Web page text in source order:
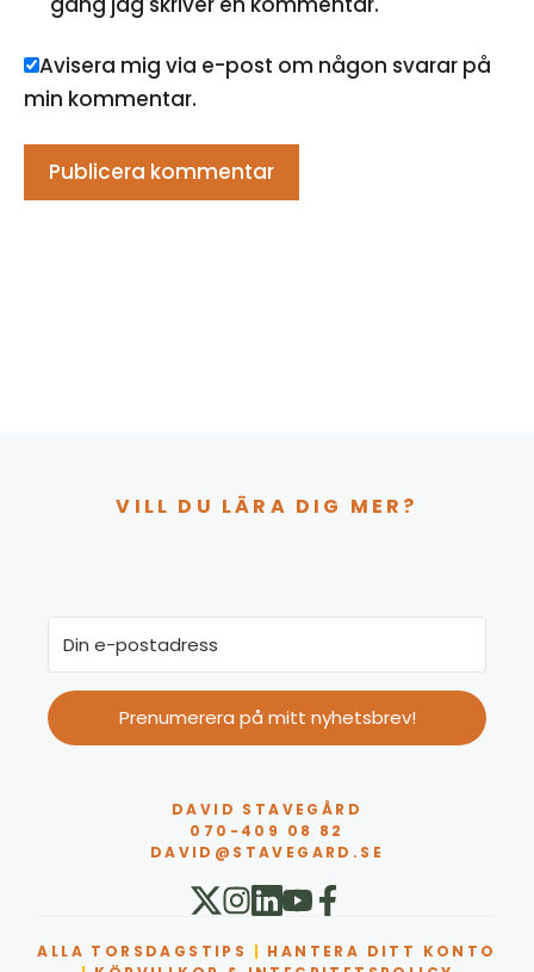
Avisera mig via e-post om någon svarar på
min kommentar.
VILL DU LÄRA DIG MER?
Prenumerera på mitt nyhetsbrev!
DAVID STAVEGÅRD
070-409 08 82
DAVID@STAVEGARD.SE
ALLA TORSDAGSTIPS | HANTERA DITT KONTO